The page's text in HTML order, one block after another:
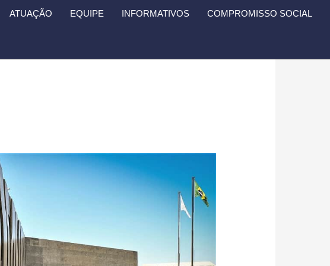
ATUAÇÃO EQUIPE INFORMATIVOS COMPROMISSO SOCIAL